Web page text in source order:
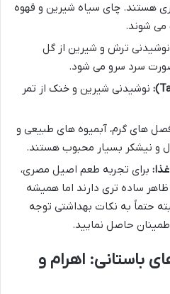
هستند. چای سیاه شیرین و قهوه
می شوند.
نوشیدنی ترش و شیرین از گل
سرد سرو می شود.
نوشیدنی شیرین و خنک از تمر
های گرم، آبمیوه های طبیعی و
و نیشکر بسیار محبوب هستند.
برای تجربه طعم اصیل مصری،
ساده تری دارند اما همیشه
حتماً به نکات بهداشتی توجه
حاصل نمایید.
باستانی: اهرام و